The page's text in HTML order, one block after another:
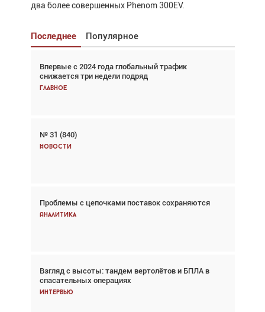
два более совершенных Phenom 300EV.
Последнее Популярное
Впервые с 2024 года глобальный трафик
снижается три недели подряд
Главное
№ 31 (840)
Новости
Проблемы с цепочками поставок сохраняются
Аналитика
Взгляд с высоты: тандем вертолётов и БПЛА в
спасательных операциях
Интервью
Взгляд с высоты: тандем вертолётов и БПЛА в
спасательных операциях
Главное
Авиационный фотограф Дэйв Кох: «Фотография
говорит сама за себя... а ИИ всё портит»
Впервые с 2024 года глобальный трафик
снижается три недели подряд
Частный самолёт – это актив. Подходите к
покупке соответствующим образом
Интервью